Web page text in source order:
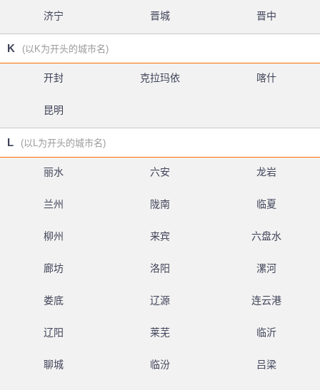
济宁 晋城 晋中
K (以K为开头的城市名)
开封 克拉玛依 喀什
昆明
L (以L为开头的城市名)
丽水 六安 龙岩
兰州 陇南 临夏
柳州 来宾 六盘水
廊坊 洛阳 漯河
娄底 辽源 连云港
辽阳 莱芜 临沂
聊城 临汾 吕梁